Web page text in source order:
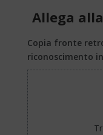
Allega
Copia fronte
riconoscimento